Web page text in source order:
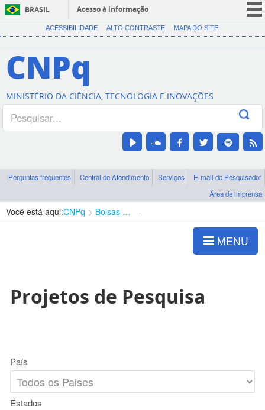
BRASIL
Acesso à informação
CORONAVÍRUS (COVID-19)
Canais
ACESSIBILIDADE ALTO CONTRASTE MAPA DO SITE
CNPq
MINISTÉRIO DA CIÊNCIA, TECNOLOGIA E INOVAÇÕES
Perguntas frequentes Central de Atendimento Serviços
E-mail do Pesquisador
Área de imprensa
Você está aqui:CNPq Bolsas e Auxílios Vigentes
MENU
Projetos de Pesquisa
País
Estados